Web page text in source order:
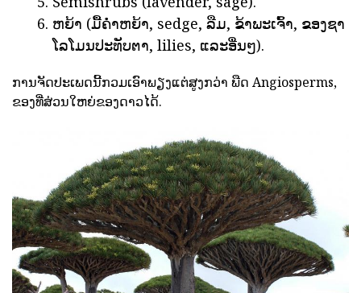
ຫຍ້າ (ມື້ຄ່ໍາຫຍ້າ, sedge, ລືມ, ຂ້າພະເຈົ້າ, ຂອງຊາ
ໂລໂມນປະທັບຕາ, lilies, ແລະອື່ນໆ).
ການຈັດປະເພດນີ້ກວມເອົາພຽງແຕ່ສູງກວ່າ ພືດ Angiosperms,
ຂອງທີ່ສ່ວນໃຫຍ່ຂອງດາວໄດ້.